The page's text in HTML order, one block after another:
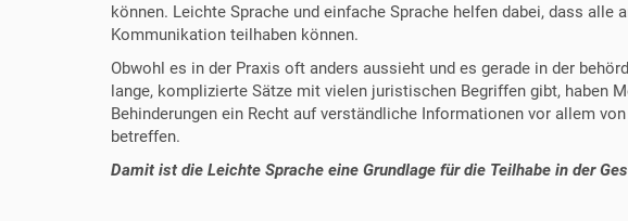
können. Leichte Sprache und einfache Sprache helfen dabei, dass alle
Kommunikation teilhaben können.
Obwohl es in der Praxis oft anders aussieht und es gerade in der
lange, komplizierte Sätze mit vielen juristischen Begriffen gibt, haben
Behinderungen ein Recht auf verständliche Informationen vor allem
betreffen.
Damit ist die Leichte Sprache eine Grundlage für die Teilhabe in der